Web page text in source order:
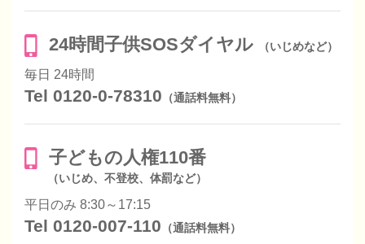
24時間子供SOSダイヤル （いじめなど）
毎日 24時間
Tel 0120-0-78310 （通話料無料）
子どもの人権110番
（いじめ、不登校、体罰など）
平日のみ 8:30～17:15
Tel 0120-007-110 （通話料無料）